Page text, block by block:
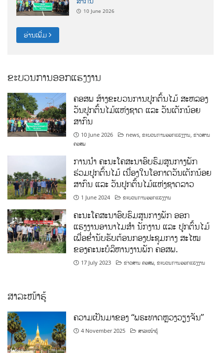
ອ່ານເພີ່ມ
ຄອສພ ສ້າງຂະບວນການປູກຕົ້ນໄມ້ ສະຫລອງ
ວັນປູກຕົ້ນໄມ້ແຫ່ງຊາດ ແລະ ວັນເດັກນ້ອຍ
ສາກົນ
10 June 2026 news
ຄອສພ
ການນໍາ ຄະນະໂຄສະນາອົບຮົມສູນກາງພັກ
ຮ່ວມປູກຕົ້ນໄມ້ ເນື່ອງໃນໂອກາດວັນເດັກນ້ອຍ
ສາກົນ ແລະ ວັນປູກຕົ້ນໄມ້ແຫ່ງຊາດລາວ
1 June 2024 ຂະບວນການອອກແຮງງານ
ຄະນະໂຄສະນາອົບຮົມສູນກາງພັກ ອອກ
ແຮງງານອານາໄມສໍາ ນັກງານ ແລະ ປູກຕົ້ນໄມ້
ເພື່ອຂໍ່ານັບຮັບຕ້ອນກອງປະຊຸມກາງ ສະໄໝ
ຂອງຄະນະບໍລິຫານງານພັກ ຄອສພ.
17 July 2023 ຂ່າວສານ ຄອສພ ຂະບວນການອອກແຮງງານ
4 November 2025